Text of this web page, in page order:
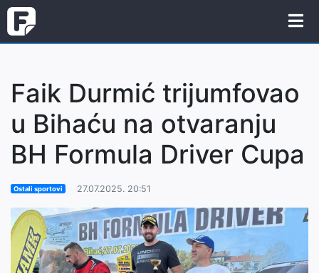
Faik Durmić trijumfovao
u Bihaću na otvaranju
BH Formula Driver Cupa
Ostali sportovi 27.07.2025. 20:51